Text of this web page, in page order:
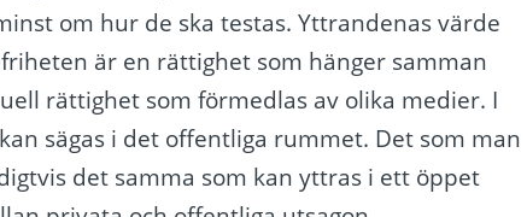
om hur de ska testas. Yttrandenas värde
är en rättighet som hänger samman
rättighet som förmedlas av olika medier. I
sägas i det offentliga rummet. Det som man
det samma som kan yttras i ett öppet